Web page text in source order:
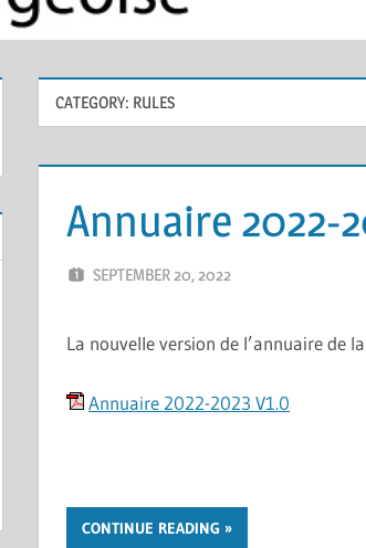
CATEGORY: RULES
Annuaire 2022-
SEPTEMBER 20, 2022
La nouvelle version de l’annuaire de
Annuaire 2022-2023 V1.0
CONTINUE READING